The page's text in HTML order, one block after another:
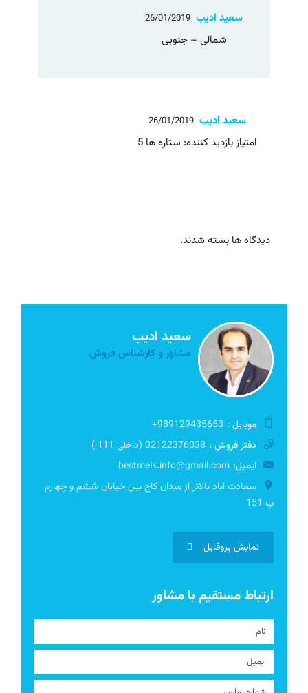
سعید ادیب 26/01/2019
شمالی – جنوبی
سعید ادیب 26/01/2019
امتیاز بازدید کننده: ستاره ها 5
دیدگاه ها بسته شدند.
سعید ادیب
مشاور و کارشناس فروش
موبایل : 989129435653+
دفتر فروش : 02122376038 (داخلی 111 )
ایمیل: bestmelk.info@gmail.com
سعادت آباد بالاتر از میدان کاج بین خیابان ششم و چهارم
پ 151
نمایش پروفایل
ارتباط مستقیم با مشاور